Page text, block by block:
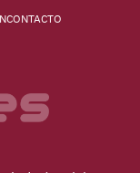
CONTACTO